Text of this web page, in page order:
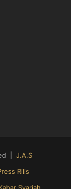
| J.A.S
Rilis
Syariah